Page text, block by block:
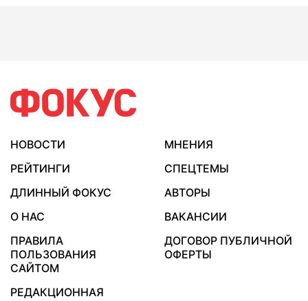
НОВОСТИ
МНЕНИЯ
РЕЙТИНГИ
СПЕЦТЕМЫ
ДЛИННЫЙ ФОКУС
АВТОРЫ
О НАС
ВАКАНСИИ
ПРАВИЛА
ПОЛЬЗОВАНИЯ
САЙТОМ
ДОГОВОР ПУБЛИЧНОЙ
ОФЕРТЫ
РЕДАКЦИОННАЯ